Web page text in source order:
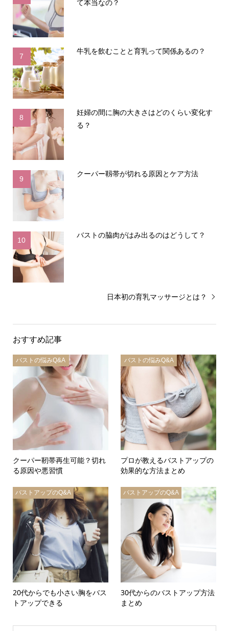
て本当なの？
7
牛乳を飲むことと育乳って関係あるの？
8
妊婦の間に胸の大きさはどのくらい変化す
る？
9
クーパー靱帯が切れる原因とケア方法
10
バストの脇肉がはみ出るのはどうして？
日本初の育乳マッサージとは？
おすすめ記事
バストの悩みQ&A
クーパー靭帯再生可能？切れ
る原因や悪習慣
バストの悩みQ&A
プロが教えるバストアップの
効果的な方法まとめ
バストアップのQ&A
20代からでも小さい胸をバス
トアップできる
バストアップのQ&A
30代からのバストアップ方法
まとめ